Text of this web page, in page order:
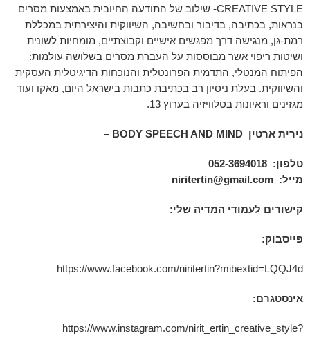
CREATIVE STYLE- שילוב של התודעה החיובית באמצעות מסרים
בנראות, בכתיבה, בדיבור ובחשיבה, השיווקית והיצירתית במכללת
רמת-גן, מנגישה דרך מפגשים אישיים וקבוצתיים, מומחיות לשונית
ושיטות ריפוי אשר מבוססות על העברת מסרים בשלושה עולמות:
הפיתוח המנטלי, התדמית הפרונטלית והנוכחות הדיגיטלית העסקית
והשיווקית. בעלת ניסיון רב בכתיבת כתבות בישראל היום, מאקו ועוד
מגזינים וראיונות בטלוויזיה בערוץ 13.
נירית ארטין
טלפון: 052-3694018
מייל: niritertin@gmail.com
קישורים לעמודי המדיה שלי:
פייסבוק:
https://www.facebook.com/niritertin?mibextid=LQQJ4d
אינסטגרם:
https://www.instagram.com/nirit_ertin_creative_style?